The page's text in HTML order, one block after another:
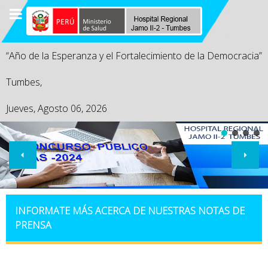
“Año de la Esperanza y el Fortalecimiento de la Democracia”
Tumbes,
Jueves, Agosto 06, 2026
INFORMATE MÁS ACERCA DE NUESTRAS NOTAS DE
PRENSA